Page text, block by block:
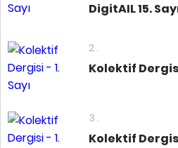
DigitAIL 15.
2 .
Kolektif Dergisi
3 .
Kolektif Dergisi